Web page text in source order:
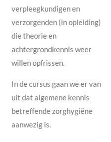
verpleegkundigen en
verzorgenden (in opleiding)
die theorie en
achtergrondkennis weer
willen opfrissen.
In de cursus gaan we er van
uit dat algemene kennis
betreffende zorghygiëne
aanwezig is.